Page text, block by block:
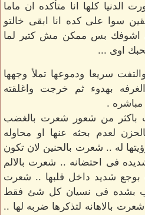
كلها انا متأكده ان ماما
سوا على كده انا ابقى خالتو
اشوفك بس ممكن مش كتير لما
اوى ...
سريعا ودموعها تملأ وجهها
بهدوء ثم خرجت واغلقته
مباشره .
من شعور شعرت بالغضب
لعدم بحثه عنها او محاوله
له .. شعرت بالحنين لان تكون
فى احتضانه .. شعرت بالالم
شديد داخل قلبها .. شعرت
بشده فى نسيان كل شئ فقط
بالاهانه لتذكرها ضربه لها ..